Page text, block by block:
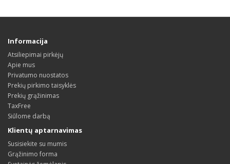
Informacija
Atsiliepimai pirkėjų
Apie mus
Privatumo nuostatos
Prekių pirkimo taisyklės
Prekių grąžinimas
TaxFree
Siūlome darbą
Klientų aptarnavimas
Susisiekite su mumis
Grąžinimo forma